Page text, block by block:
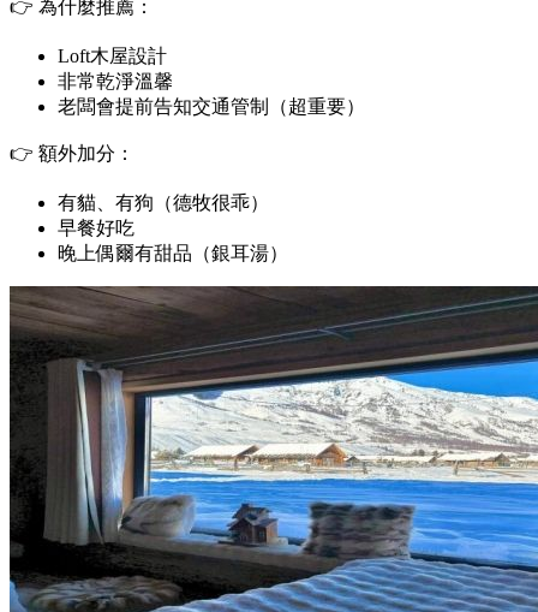
👉 為什麼推薦：
Loft木屋設計
非常乾淨溫馨
老闆會提前告知交通管制（超重要）
👉 額外加分：
有貓、有狗（德牧很乖）
早餐好吃
晚上偶爾有甜品（銀耳湯）